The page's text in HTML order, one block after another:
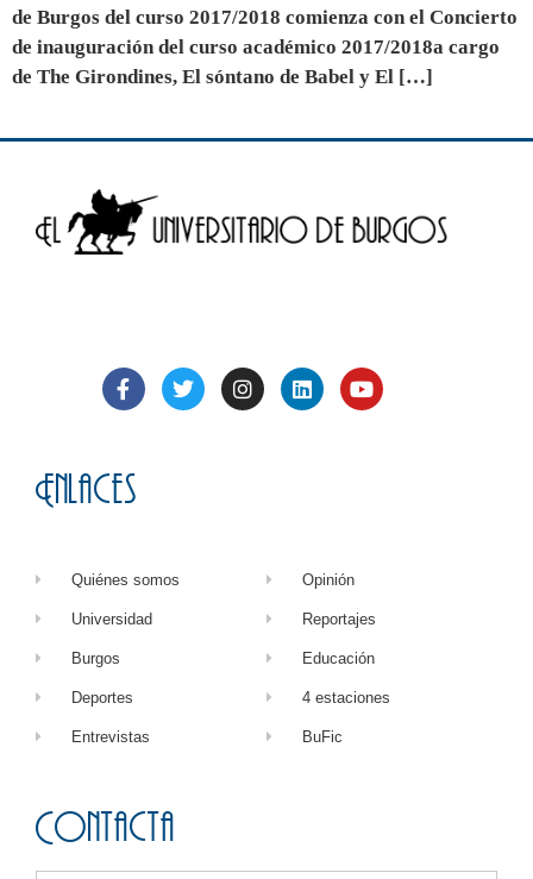
de Burgos del curso 2017/2018 comienza con el Concierto
de inauguración del curso académico 2017/2018a cargo
de The Girondines, El sóntano de Babel y El […]
Enlaces
Quiénes somos
Universidad
Burgos
Deportes
Entrevistas
Opinión
Reportajes
Educación
4 estaciones
BuFic
Contacta